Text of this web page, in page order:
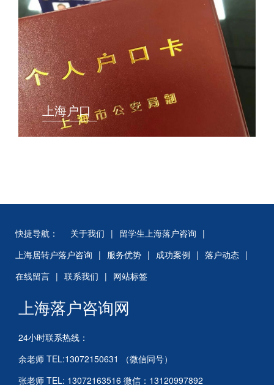
上海户口
快捷导航： 关于我们 | 留学生上海落户咨询 |
上海居转户落户咨询 | 服务优势 | 成功案例 | 落户动态 |
在线留言 | 联系我们 | 网站标签
上海落户咨询网
24小时联系热线：
余老师 TEL:13072150631 （微信同号）
张老师 TEL: 13072163516 微信：13120997892